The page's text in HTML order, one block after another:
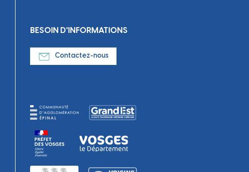
BESOIN D'INFORMATIONS
Contactez-nous